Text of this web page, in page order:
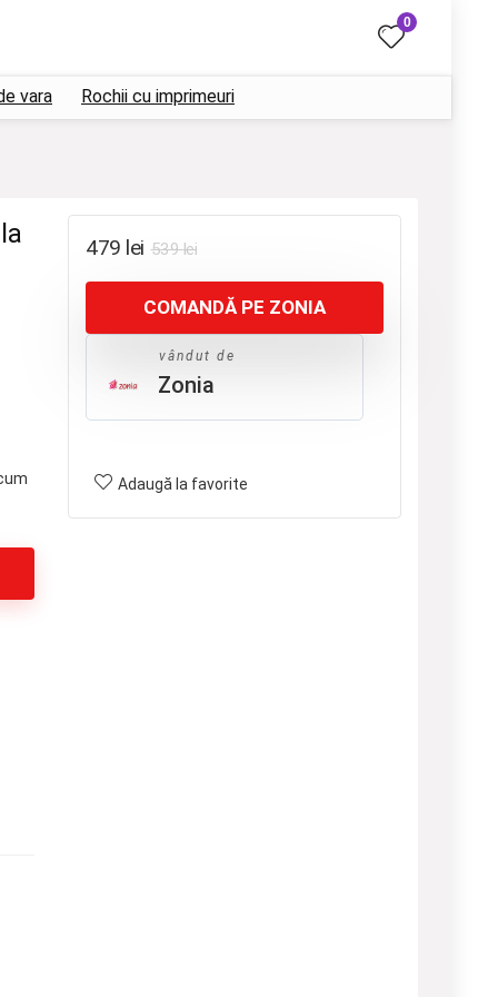
0
vara Rochii cu imprimeuri
539leiPrețul
inițial
a
fost:
539 lei.
479 lei
Prețul
curent
este:
479 lei.
COMANDĂ PE ZONIA
vândut de
Zonia
Adaugă la favorite